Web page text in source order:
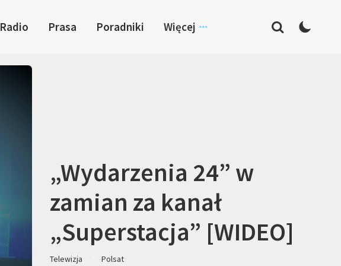
Radio Prasa Poradniki Więcej
„Wydarzenia 24” w
zamian za kanał
„Superstacja” [WIDEO]
Telewizja Polsat